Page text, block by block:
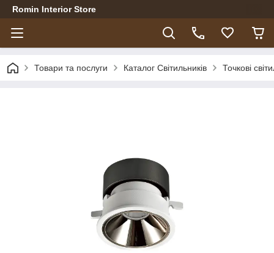
Romin Interior Store
Товари та послуги Каталог Світильників Точкові